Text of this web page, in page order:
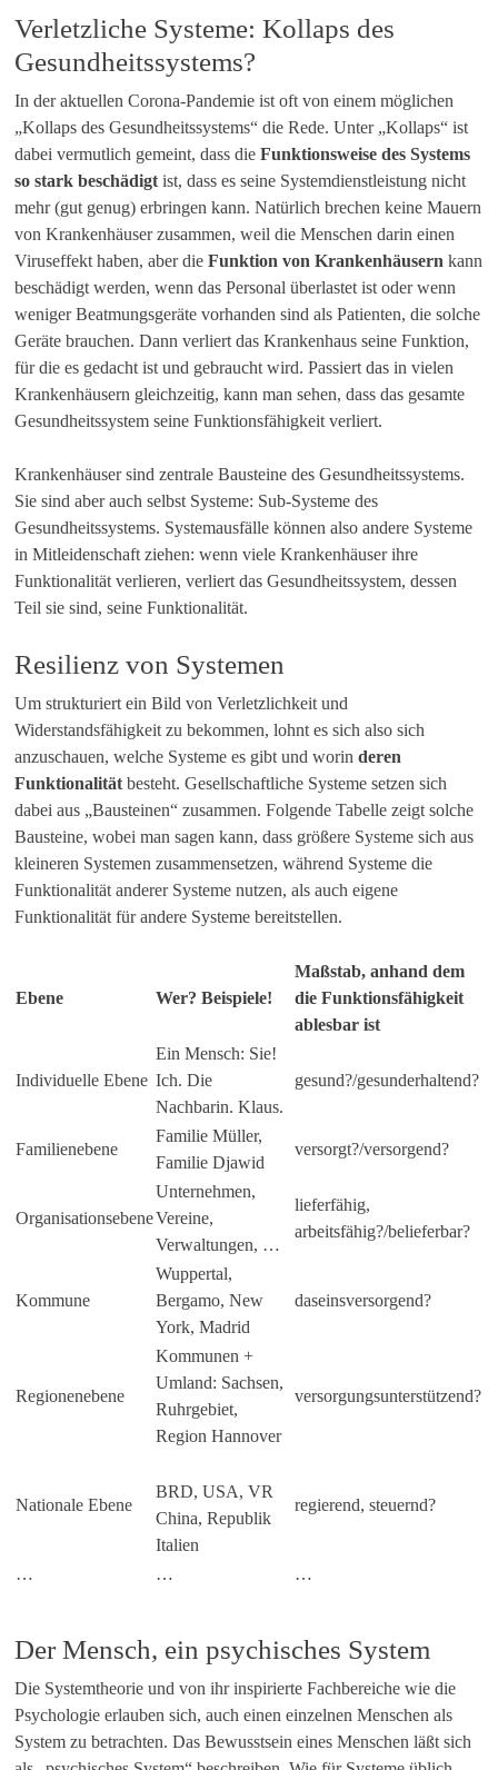
Verletzliche Systeme: Kollaps des
Gesundheitssystems?
In der aktuellen Corona-Pandemie ist oft von einem möglichen
„Kollaps des Gesundheitssystems“ die Rede. Unter „Kollaps“ ist
dabei vermutlich gemeint, dass dieFunktionsweise des Systems
so stark beschädigt ist, dass es seine Systemdienstleistung nicht
mehr (gut genug) erbringen kann. Natürlich brechen keine Mauern
von Krankenhäuser zusammen, weil die Menschen darin einen
Viruseffekt haben, aber dieFunktion von Krankenhäusern kann
beschädigt werden, wenn das Personal überlastet ist oder wenn
weniger Beatmungsgeräte vorhanden sind als Patienten, die solche
Geräte brauchen. Dann verliert das Krankenhaus seine Funktion,
für die es gedacht ist und gebraucht wird. Passiert das in vielen
Krankenhäusern gleichzeitig, kann man sehen, dass das gesamte
Gesundheitssystem seine Funktionsfähigkeit verliert.
Krankenhäuser sind zentrale Bausteine des Gesundheitssystems.
Sie sind aber auch selbst Systeme: Sub-Systeme des
Gesundheitssystems. Systemausfälle können also andere Systeme
in Mitleidenschaft ziehen: wenn viele Krankenhäuser ihre
Funktionalität verlieren, verliert das Gesundheitssystem, dessen
Teil sie sind, seine Funktionalität.
Resilienz von Systemen
Um strukturiert ein Bild von Verletzlichkeit und
Widerstandsfähigkeit zu bekommen, lohnt es sich also sich
anzuschauen, welche Systeme es gibt und worinderen
Funktionalität besteht. Gesellschaftliche Systeme setzen sich
dabei aus „Bausteinen“ zusammen. Folgende Tabelle zeigt solche
Bausteine, wobei man sagen kann, dass größere Systeme sich aus
kleineren Systemen zusammensetzen, während Systeme die
Funktionalität anderer Systeme nutzen, als auch eigene
Funktionalität für andere Systeme bereitstellen.
Ebene Wer? Beispiele!
Maßstab, anhand dem
die Funktionsfähigkeit
ablesbar ist
Individuelle Ebene
Ein Mensch: Sie!
Ich. Die
Nachbarin. Klaus.
gesund?/gesunderhaltend?
Familienebene
Familie Müller,
Familie Djawid
versorgt?/versorgend?
Organisationsebene
Unternehmen,
Vereine,
Verwaltungen, …
lieferfähig,
arbeitsfähig?/belieferbar?
Kommune
Wuppertal,
Bergamo, New
York, Madrid
daseinsversorgend?
Regionenebene
Kommunen +
Umland: Sachsen,
Ruhrgebiet,
Region Hannover
versorgungsunterstützend?
Nationale Ebene
BRD, USA, VR
China, Republik
Italien
regierend, steuernd?
… … …
Der Mensch, ein psychisches System
Die Systemtheorie und von ihr inspirierte Fachbereiche wie die
Psychologie erlauben sich, auch einen einzelnen Menschen als
System zu betrachten. Das Bewusstsein eines Menschen läßt sich